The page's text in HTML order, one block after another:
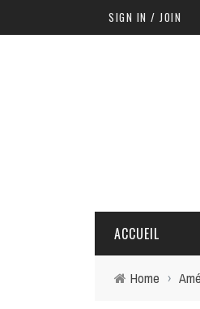
SIGN IN / JOIN
ACCUEIL
Home ›